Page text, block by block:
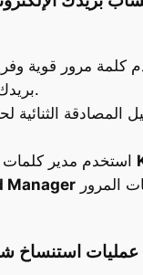
كلمة مرور قوية
بريدك الإلكتروني.
المصادقة الثنائية
Managerلحفظ كلمات المرور